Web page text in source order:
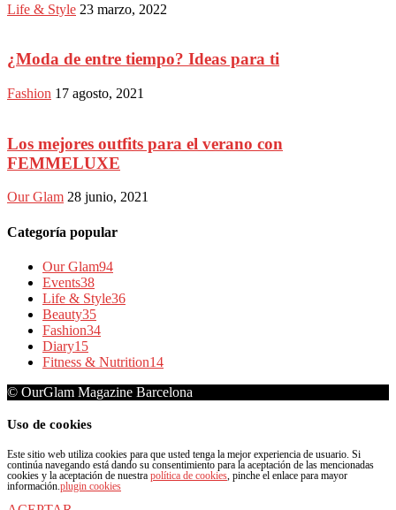
Life & Style 23 marzo, 2022
¿Moda de entre tiempo? Ideas para ti
Fashion 17 agosto, 2021
Los mejores outfits para el verano con
FEMMELUXE
Our Glam 28 junio, 2021
Categoría popular
Our Glam94
Events38
Life & Style36
Beauty35
Fashion34
Diary15
Fitness & Nutrition14
© OurGlam Magazine Barcelona
Uso de cookies
Este sitio web utiliza cookies para que usted tenga la mejor experiencia de usuario. Si
continúa navegando está dando su consentimiento para la aceptación de las mencionadas
cookies y la aceptación de nuestra política de cookies, pinche el enlace para mayor
información.plugin cookies